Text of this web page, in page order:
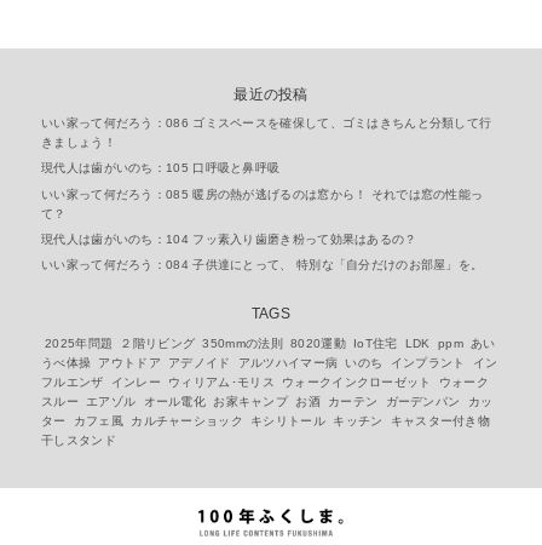
最近の投稿
いい家って何だろう：086 ゴミスペースを確保して、ゴミはきちんと分類して行
きましょう！
現代人は歯がいのち：105 口呼吸と鼻呼吸
いい家って何だろう：085 暖房の熱が逃げるのは窓から！ それでは窓の性能っ
て？
現代人は歯がいのち：104 フッ素入り歯磨き粉って効果はあるの？
いい家って何だろう：084 子供達にとって、 特別な「自分だけのお部屋」を。
TAGS
2025年問題 ２階リビング 350mmの法則 8020運動 IoT住宅 LDK ppm
あい
うべ体操
アウトドア アデノイド アルツハイマー病 いのち インプラント
イン
フルエンザ
インレー ウィリアム･モリス ウォークインクローゼット
ウォーク
スルー
エアゾル オール電化 お家キャンプ お酒 カーテン ガーデンパン
カッ
ター
カフェ風 カルチャーショック キシリトール キッチン
キャスター付き物
干しスタンド